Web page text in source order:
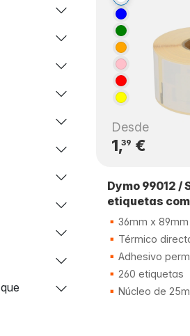
Desde
1,39 €
Dymo 99012 /
etiquetas
36mm x 89mm
Térmico
Adhesivo
260 etiquetas
Núcleo de